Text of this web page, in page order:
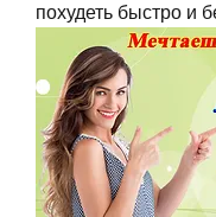
похудеть быстро и